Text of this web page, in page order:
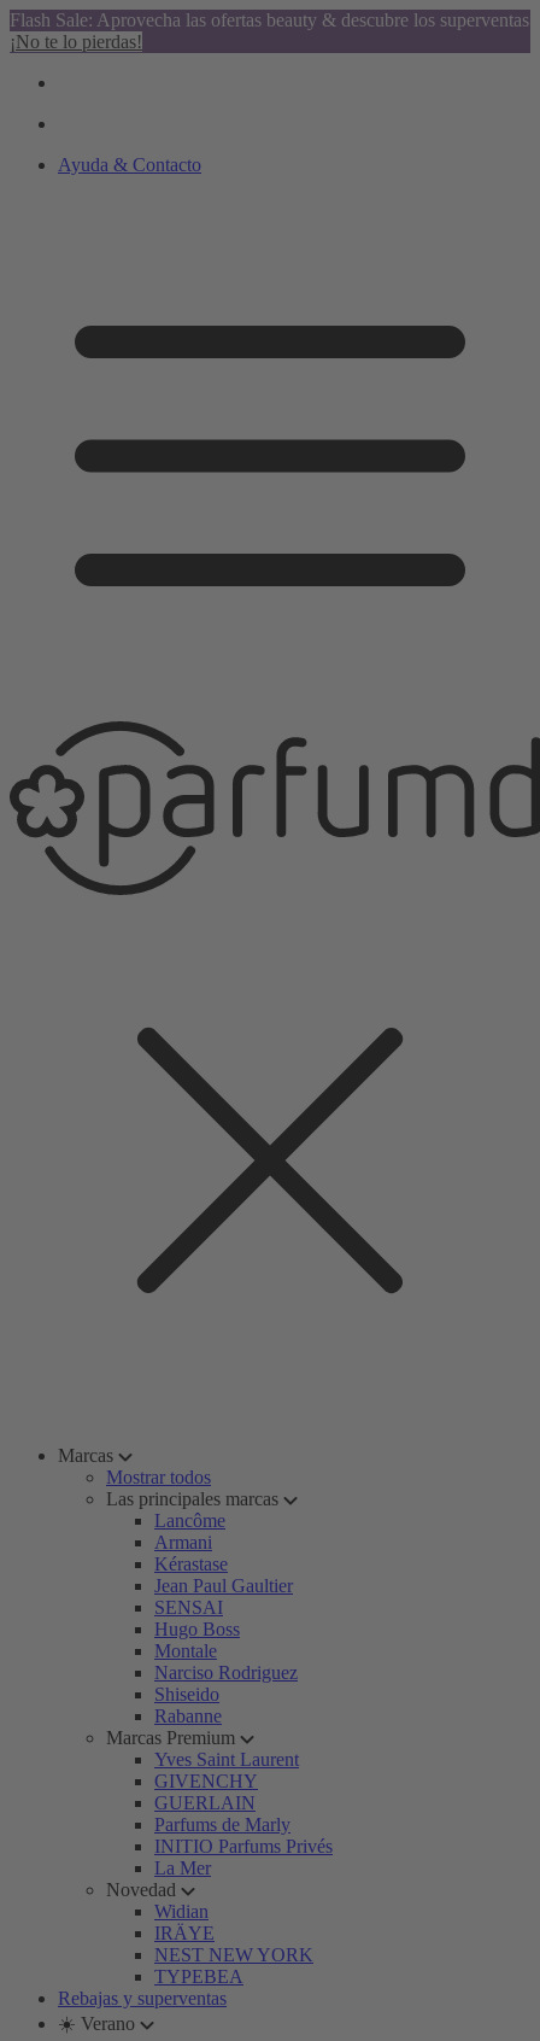
Flash Sale: Aprovecha las ofertas beauty & descubre los superventas
¡No te lo pierdas!
Ayuda & Contacto
Marcas
Mostrar todos
Las principales marcas
Lancôme
Armani
Kérastase
Jean Paul Gaultier
SENSAI
Hugo Boss
Montale
Narciso Rodriguez
Shiseido
Rabanne
Marcas Premium
Yves Saint Laurent
GIVENCHY
GUERLAIN
Parfums de Marly
INITIO Parfums Privés
La Mer
Novedad
Widian
IRÄYE
NEST NEW YORK
TYPEBEA
Rebajas y superventas
☀️ Verano